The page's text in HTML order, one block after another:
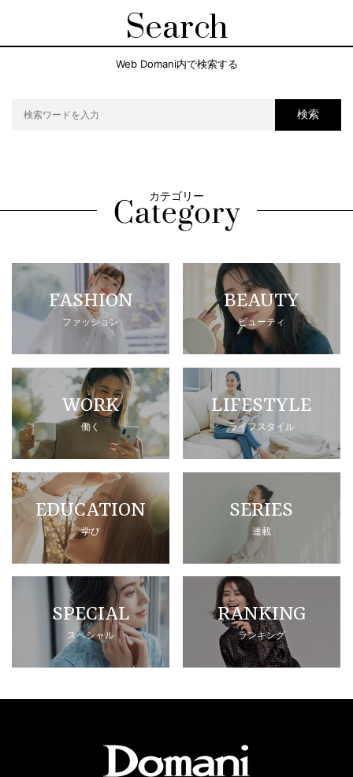
Search
Web Domani内で検索する
検索
カテゴリー
FASHION
ファッション
BEAUTY
ビューティ
WORK
働く
LIFESTYLE
ライフスタイル
EDUCATION
学び
SERIES
連載
SPECIAL
スペシャル
RANKING
ランキング